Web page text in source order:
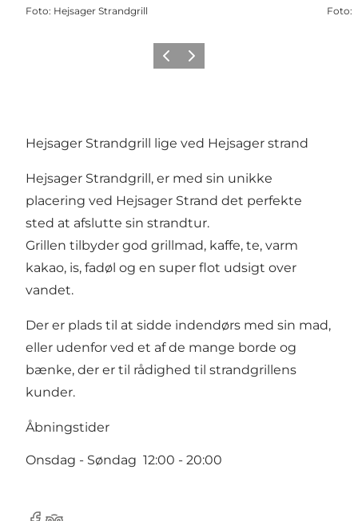
Foto: Hejsager Strandgrill Foto:
ForrigeNæste
Hejsager Strandgrill lige ved Hejsager strand
Hejsager Strandgrill, er med sin unikke
placering ved Hejsager Strand det perfekte
sted at afslutte sin strandtur.
Grillen tilbyder god grillmad, kaffe, te, varm
kakao, is, fadøl og en super flot udsigt over
vandet.
Der er plads til at sidde indendørs med sin mad,
eller udenfor ved et af de mange borde og
bænke, der er til rådighed til strandgrillens
kunder.
Åbningstider
Onsdag - Søndag 12:00 - 20:00